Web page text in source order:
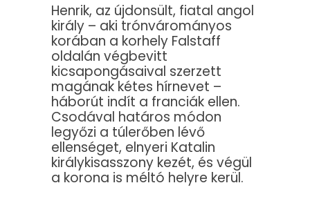
Henrik, az újdonsült, fiatal angol
király – aki trónvárományos
korában a korhely Falstaff
oldalán végbevitt
kicsapongásaival szerzett
magának kétes hírnevet –
háborút indít a franciák ellen.
Csodával határos módon
legyőzi a túlerőben lévő
ellenséget, elnyeri Katalin
királykisasszony kezét, és végül
a korona is méltó helyre kerül.